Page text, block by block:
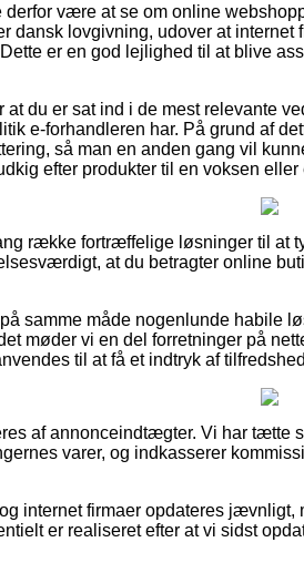
derfor være at se om online
dansk lovgivning, udover at
er en god lejlighed til at blive
at du er sat ind i de mest relevante
e-forhandleren har. På grund af
så man en anden gang vil
efter produkter til en voksen eller
række fortræffelige løsninger til at
at du betragter online
samme måde nogenlunde habile
møder vi en del forretninger på
til at få et indtryk af
af annonceindtægter. Vi har tætte
varer, og indkasserer
internet firmaer opdateres jævnligt,
er realiseret efter at vi sidst